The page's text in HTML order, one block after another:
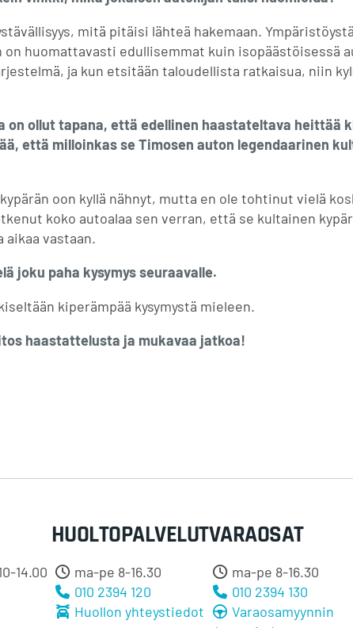
mitä pitäisi lähteä hakemaan.
huomattavasti edullisemmat kuin isopäästöisessä
ja kun etsitään taloudellista ratkaisua, niin
ollut tapana, että edellinen haastateltava heittää
että milloinkas se Timosen auton legendaarinen
oon kyllä nähnyt, mutta en ole tohtinut vielä
koko autoalaa sen verran, että se kultainen
vastaan.
joku paha kysymys seuraavalle.
kiperämpää kysymystä mieleen.
haastattelusta ja mukavaa jatkoa!
14.00
HUOLTOPALVELUT
ma-pe 8-16.30
010 2394 120
Huollon yhteystiedot
VARAOSAT
ma-pe 8-16.30
010 2394 130
Varaosamyynnin